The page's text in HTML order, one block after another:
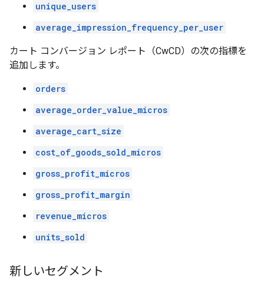
unique_users
average_impression_frequency_per_user
カート コンバージョン レポート（CwCD）の次の指標を
追加します。
orders
average_order_value_micros
average_cart_size
cost_of_goods_sold_micros
gross_profit_micros
gross_profit_margin
revenue_micros
units_sold
新しいセグメント